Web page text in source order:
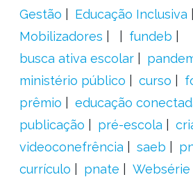
Gestão
Educação Inclusiva
Mobilizadores
fundeb
busca ativa escolar
ministério público
curso
prêmio
educação
publicação
pré-escola
videoconefrência
saeb
currículo
pnate Websérie